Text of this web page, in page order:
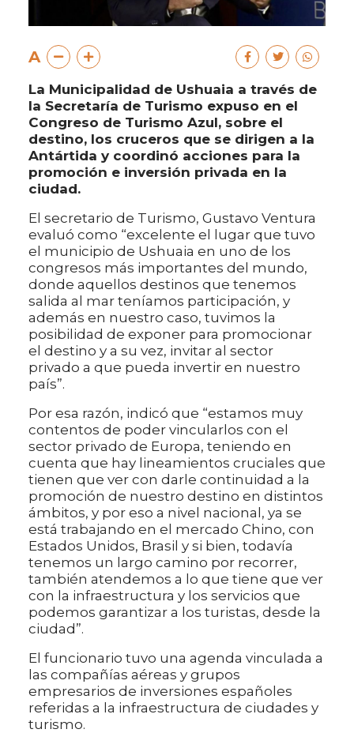
A
La Municipalidad de Ushuaia a través de
la Secretaría de Turismo expuso en el
Congreso de Turismo Azul, sobre el
destino, los cruceros que se dirigen a la
Antártida y coordinó acciones para la
promoción e inversión privada en la
ciudad.
El secretario de Turismo, Gustavo Ventura
evaluó como “excelente el lugar que tuvo
el municipio de Ushuaia en uno de los
congresos más importantes del mundo,
donde aquellos destinos que tenemos
salida al mar teníamos participación, y
además en nuestro caso, tuvimos la
posibilidad de exponer para promocionar
el destino y a su vez, invitar al sector
privado a que pueda invertir en nuestro
país”.
Por esa razón, indicó que “estamos muy
contentos de poder vincularlos con el
sector privado de Europa, teniendo en
cuenta que hay lineamientos cruciales que
tienen que ver con darle continuidad a la
promoción de nuestro destino en distintos
ámbitos, y por eso a nivel nacional, ya se
está trabajando en el mercado Chino, con
Estados Unidos, Brasil y si bien, todavía
tenemos un largo camino por recorrer,
también atendemos a lo que tiene que ver
con la infraestructura y los servicios que
podemos garantizar a los turistas, desde la
ciudad”.
El funcionario tuvo una agenda vinculada a
las compañías aéreas y grupos
empresarios de inversiones españoles
referidas a la infraestructura de ciudades y
turismo.